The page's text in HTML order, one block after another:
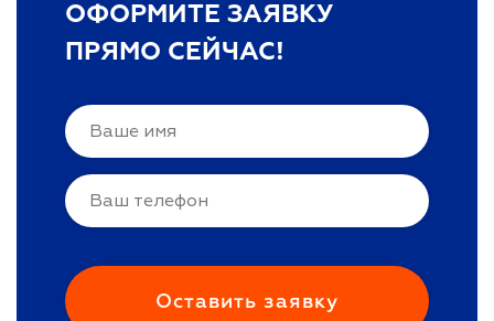
ОФОРМИТЕ ЗАЯВКУ
ПРЯМО СЕЙЧАС!